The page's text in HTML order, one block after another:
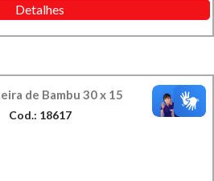
Detalhes
de Bambu 30 x 15
Cod.: 18617